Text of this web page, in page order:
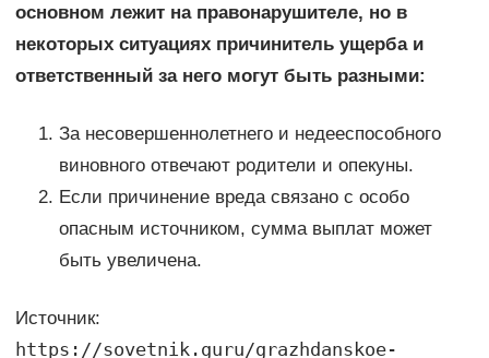
основном лежит на правонарушителе, но в
некоторых ситуациях причинитель ущерба и
ответственный за него могут быть разными:
За несовершеннолетнего и недееспособного
виновного отвечают родители и опекуны.
Если причинение вреда связано с особо
опасным источником, сумма выплат может
быть увеличена.
Источник:
https://sovetnik.guru/grazhdanskoe-